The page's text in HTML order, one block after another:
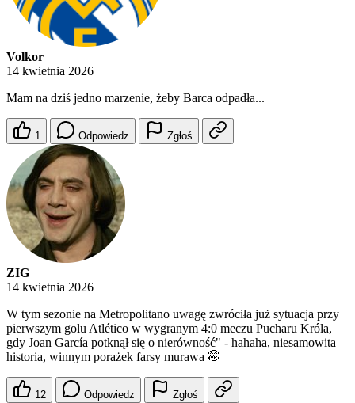
Volkor
14 kwietnia 2026
Mam na dziś jedno marzenie, żeby Barca odpadła...
1 Odpowiedz Zgłoś
ZIG
14 kwietnia 2026
W tym sezonie na Metropolitano uwagę zwróciła już sytuacja przy
pierwszym golu Atlético w wygranym 4:0 meczu Pucharu Króla,
gdy Joan García potknął się o nierówność" - hahaha, niesamowita
historia, winnym porażek farsy murawa 🤭
12 Odpowiedz Zgłoś